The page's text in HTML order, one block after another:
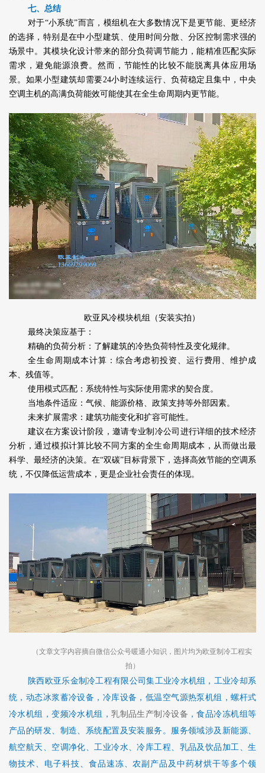
七、总结
对于“小系统”而言，模组机在大多数情况下是更节能、更经济
的选择，特别是在中小型建筑、使用时间分散、分区控制需求强的
场景中。其模块化设计带来的部分负荷调节能力，能精准匹配实际
需求，避免能源浪费。然而，节能性的比较不能脱离具体应用场
景。如果小型建筑却需要24小时连续运行、负荷稳定且集中，中央
空调主机的高满负荷能效可能使其在全生命周期内更节能。
欧亚风冷模块机组（安装实拍）
最终决策应基于：
精确的负荷分析：了解建筑的冷热负荷特性及变化规律。
全生命周期成本计算：综合考虑初投资、运行费用、维护成
本、残值等。
使用模式匹配：系统特性与实际使用需求的契合度。
当地条件适应：气候、能源价格、政策支持等外部因素。
未来扩展需求：建筑功能变化和扩容可能性。
建议在方案设计阶段，邀请专业制冷公司进行详细的技术经济
分析，通过模拟计算比较不同方案的全生命周期成本，从而做出最
科学、最经济的决策。在“双碳”目标背景下，选择高效节能的空调系
统，不仅降低运营成本，更是企业社会责任的体现。
（文章文字内容摘自微信公众号暖通小知识，图片均为欧亚制冷工程实
拍）
陕西欧亚乐金制冷工程有限公司集工业冷水机组 ， 工业冷却系
统 ， 动态冰浆蓄冷设备 ， 冷库设备 ， 低温空气源热泵机组 ，螺杆式
冷水机组 ，变频冷水机组 ，乳制品生产制冷设备 ，食品冷冻机组等
产品的研发、制造、系统配置及安装服务。服务领域涉及新能源、
航空航天、空调净化、工业冷水、冷库工程、乳品及饮品加工、生
物技术、电子科技、食品速冻、农副产品及中药材烘干等多个领